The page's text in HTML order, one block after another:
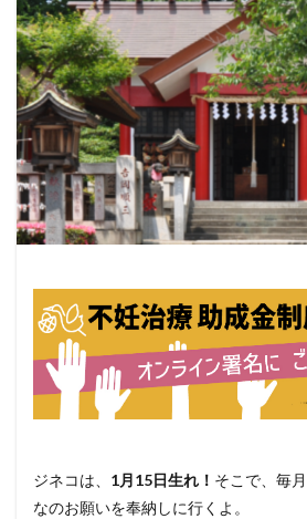
ジネコは、 1月15日生れ！ そこで、毎
なのお願いを奉納しに行くよ。